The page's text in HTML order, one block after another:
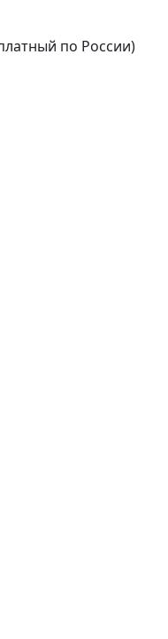
по России)